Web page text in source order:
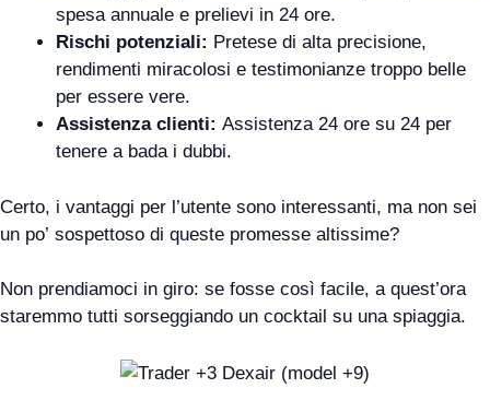
spesa annuale e prelievi in 24 ore.
Rischi potenziali: Pretese di alta precisione,
rendimenti miracolosi e testimonianze troppo belle
per essere vere.
Assistenza clienti: Assistenza 24 ore su 24 per
tenere a bada i dubbi.
Certo, i vantaggi per l’utente sono interessanti, ma non sei
un po’ sospettoso di queste promesse altissime?
Non prendiamoci in giro: se fosse così facile, a quest’ora
staremmo tutti sorseggiando un cocktail su una spiaggia.